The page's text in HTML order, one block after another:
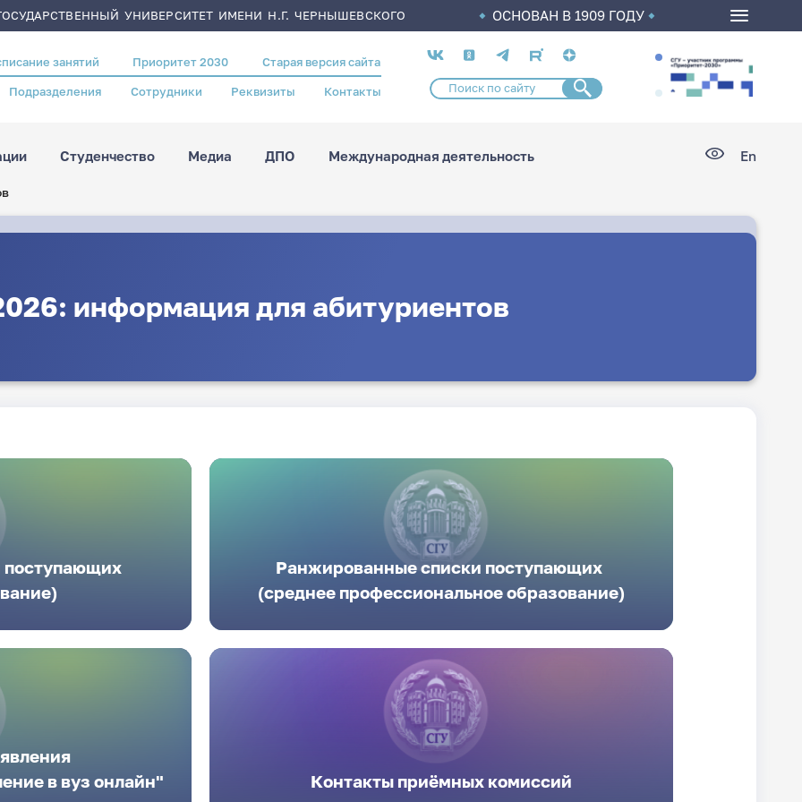
УНИВЕРСИТЕТ ИМЕНИ Н.Г. ЧЕРНЫШЕВСКОГО ОСНОВАН В 1909 ГОДУ
занятий Приоритет 2030 Старая версия сайта
Подразделения Сотрудники Реквизиты Контакты
Социальные
сети
Студенчество Медиа ДПО Международная деятельность En
информация для абитуриентов
поступающих
Ранжированные списки поступающих
(среднее профессиональное образование)
в вуз онлайн"
Контакты приёмных комиссий